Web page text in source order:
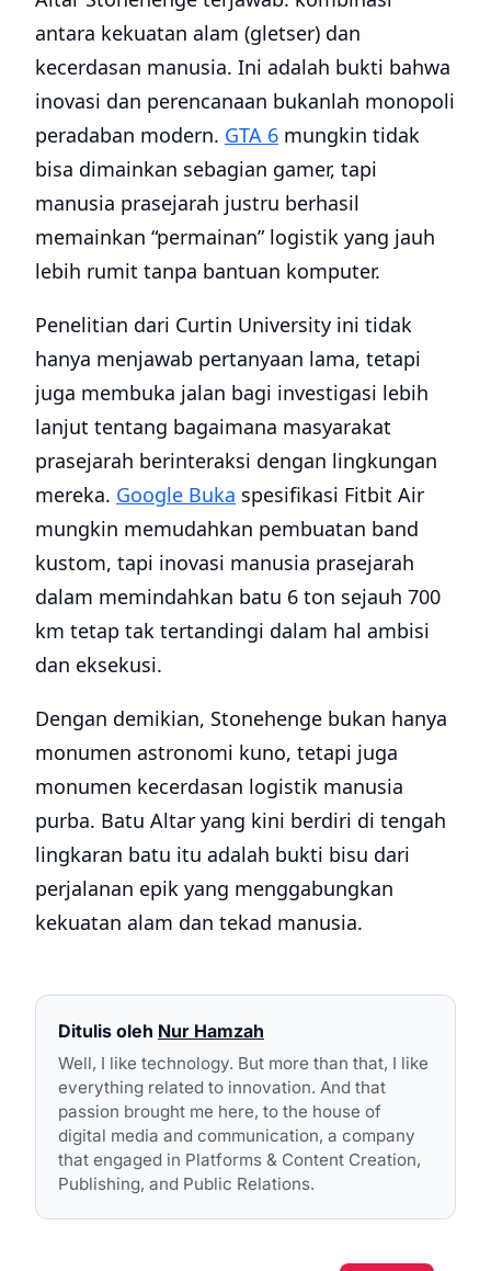
antara kekuatan alam (gletser) dan
kecerdasan manusia. Ini adalah bukti bahwa
inovasi dan perencanaan bukanlah monopoli
peradaban modern. GTA 6 mungkin tidak
bisa dimainkan sebagian gamer, tapi
manusia prasejarah justru berhasil
memainkan “permainan” logistik yang jauh
lebih rumit tanpa bantuan komputer.
Penelitian dari Curtin University ini tidak
hanya menjawab pertanyaan lama, tetapi
juga membuka jalan bagi investigasi lebih
lanjut tentang bagaimana masyarakat
prasejarah berinteraksi dengan lingkungan
mereka. Google Buka spesifikasi Fitbit Air
mungkin memudahkan pembuatan band
kustom, tapi inovasi manusia prasejarah
dalam memindahkan batu 6 ton sejauh 700
km tetap tak tertandingi dalam hal ambisi
dan eksekusi.
Dengan demikian, Stonehenge bukan hanya
monumen astronomi kuno, tetapi juga
monumen kecerdasan logistik manusia
purba. Batu Altar yang kini berdiri di tengah
lingkaran batu itu adalah bukti bisu dari
perjalanan epik yang menggabungkan
kekuatan alam dan tekad manusia.
Ditulis oleh Nur Hamzah
Well, I like technology. But more than that, I like
everything related to innovation. And that
passion brought me here, to the house of
digital media and communication, a company
that engaged in Platforms & Content Creation,
Publishing, and Public Relations.